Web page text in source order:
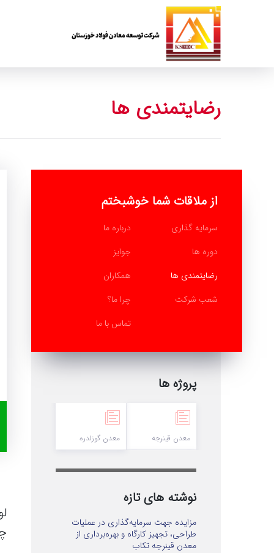
رضایتمندی ها
از ملاقات شما خوشبختم
درباره ما
سرمایه گذاری
جوایز
دوره ها
همکاران
رضایتمندی ها
چرا ما؟
شعب شرکت
تماس با ما
پروژه ها
معدن قینرجه معدن گوزلدره
نوشته های تازه
مزایده جهت سرمایه‌گذاری در عملیات
طراحی، تجهیز کارگاه و بهره‌برداری از
معدن قینرجه تکاب